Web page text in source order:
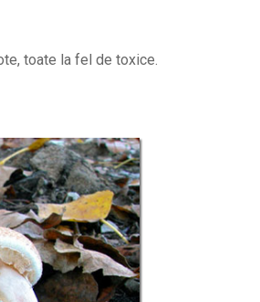
toate la fel de toxice.